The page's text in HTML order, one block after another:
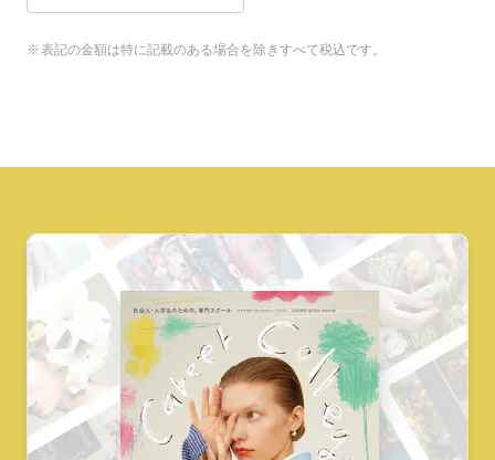
表記の金額は特に記載のある場合を除きすべて税込です。